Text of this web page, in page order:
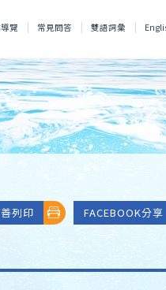
覽 常見問答 雙語詞彙
列印 FACEBOOK分享